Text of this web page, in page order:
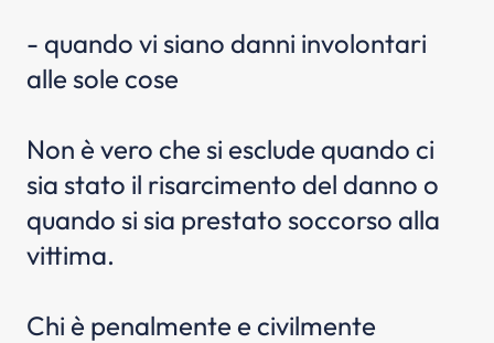
- quando vi siano danni involontari
alle sole cose
Non è vero che si esclude quando ci
sia stato il risarcimento del danno o
quando si sia prestato soccorso alla
vittima.
Chi è penalmente e civilmente